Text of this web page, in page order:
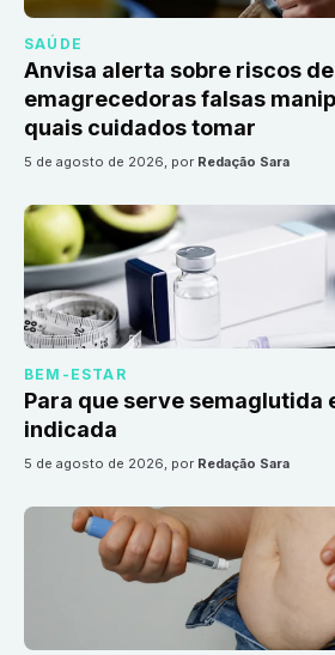
SAÚDE
Anvisa alerta sobre riscos
emagrecedoras falsas
quais cuidados tomar
5 de agosto de 2026, por Redação Sara
BEM-ESTAR
Para que serve semaglutida
indicada
5 de agosto de 2026, por Redação Sara